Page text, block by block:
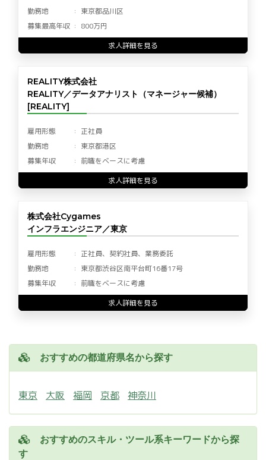
勤務地
東京都品川区
募集最高年収
800万円
求人詳細を見る
REALITY株式会社
REALITY／データアナリスト（マネージャー候補）
[REALITY]
雇用形態
正社員
勤務地
東京都港区
募集年収
前職をベースに考慮
求人詳細を見る
株式会社Cygames
インフラエンジニア／東京
雇用形態
正社員、契約社員、業務委託
勤務地
東京都渋谷区南平台町16番17号
募集年収
前職をベースに考慮
求人詳細を見る
おすすめの都道府県名から探す
東京 大阪 福岡 京都 神奈川
おすすめのスキル・ツール系キーワードから探
す